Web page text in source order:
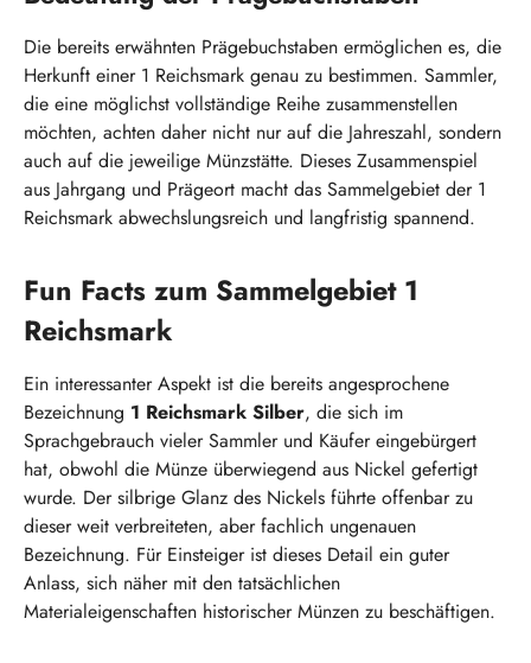
Die bereits erwähnten Prägebuchstaben ermöglichen es, die
Herkunft einer 1 Reichsmark genau zu bestimmen. Sammler,
die eine möglichst vollständige Reihe zusammenstellen
möchten, achten daher nicht nur auf die Jahreszahl, sondern
auch auf die jeweilige Münzstätte. Dieses Zusammenspiel
aus Jahrgang und Prägeort macht das Sammelgebiet der 1
Reichsmark abwechslungsreich und langfristig spannend.
Fun Facts zum Sammelgebiet 1
Reichsmark
Ein interessanter Aspekt ist die bereits angesprochene
Bezeichnung 1 Reichsmark Silber, die sich im
Sprachgebrauch vieler Sammler und Käufer eingebürgert
hat, obwohl die Münze überwiegend aus Nickel gefertigt
wurde. Der silbrige Glanz des Nickels führte offenbar zu
dieser weit verbreiteten, aber fachlich ungenauen
Bezeichnung. Für Einsteiger ist dieses Detail ein guter
Anlass, sich näher mit den tatsächlichen
Materialeigenschaften historischer Münzen zu beschäftigen.